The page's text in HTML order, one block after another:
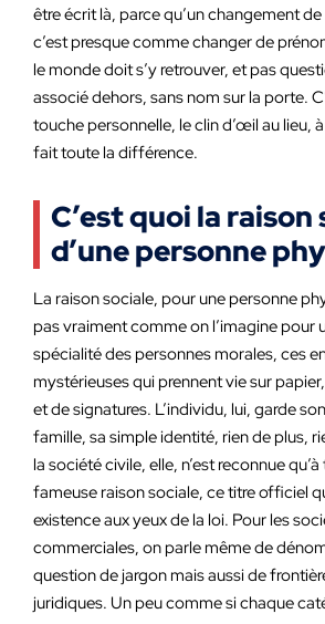
être écrit là, parce qu’un changement
c’est presque comme changer de
le monde doit s’y retrouver, et pas
associé dehors, sans nom sur la porte.
touche personnelle, le clin d’œil au lieu,
fait toute la différence.
C’est quoi la raison
d’une personne
La raison sociale, pour une personne
pas vraiment comme on l’imagine pour
spécialité des personnes morales, ces
mystérieuses qui prennent vie sur
et de signatures. L’individu, lui, garde
famille, sa simple identité, rien de plus,
la société civile, elle, n’est reconnue
fameuse raison sociale, ce titre officiel
existence aux yeux de la loi. Pour les
commerciales, on parle même de
question de jargon mais aussi de
juridiques. Un peu comme si chaque